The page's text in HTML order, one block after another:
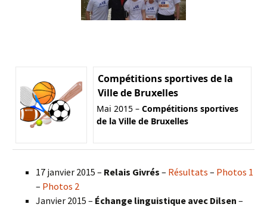
Compétitions sportives de la
Ville de Bruxelles
Mai 2015 – Compétitions sportives
de la Ville de Bruxelles
17 janvier 2015 – Relais Givrés – Résultats – Photos 1
– Photos 2
Janvier 2015 – Échange linguistique avec Dilsen –